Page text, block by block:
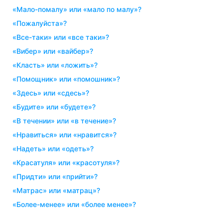
«мало-помалу» или «мало по малу»?
«пожалуйста»?
«все-таки» или «все таки»?
«вибер» или «вайбер»?
«класть» или «ложить»?
«помощник» или «помошник»?
«здесь» или «сдесь»?
«будите» или «будете»?
«в течении» или «в течение»?
«нравиться» или «нравится»?
«надеть» или «одеть»?
«красатуля» или «красотуля»?
«придти» или «прийти»?
«матрас» или «матрац»?
«более-менее» или «более менее»?